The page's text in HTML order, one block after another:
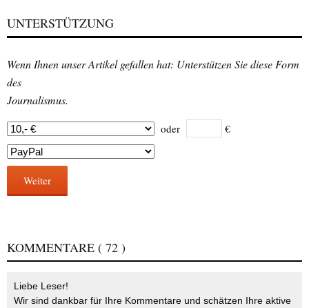
UNTERSTÜTZUNG
Wenn Ihnen unser Artikel gefallen hat: Unterstützen Sie diese Form
des
Journalismus.
oder €
Weiter
KOMMENTARE ( 72 )
Liebe Leser!
Wir sind dankbar für Ihre Kommentare und schätzen Ihre aktive